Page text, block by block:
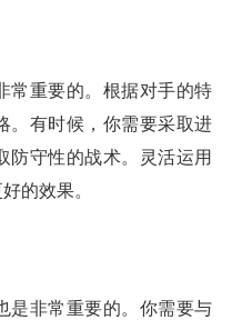
常重要的。根据对手的特
。有时候，你需要采取进
防守性的战术。灵活运用
的效果。
是非常重要的。你需要与